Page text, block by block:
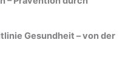
Gesundheit – von der